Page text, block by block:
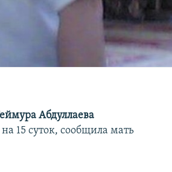
Абдуллаева
15 суток, сообщила мать